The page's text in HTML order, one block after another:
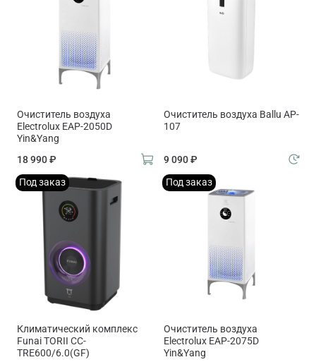
Очиститель воздуха
Electrolux EAP-2050D
Yin&Yang
18 990 ₽
Очиститель воздуха Ballu AP-
107
9 090 ₽
Под заказ
Климатический комплекс
Funai TORII CC-
TRE600/6.0(GF)
Под заказ
Очиститель воздуха
Electrolux EAP-2075D
Yin&Yang